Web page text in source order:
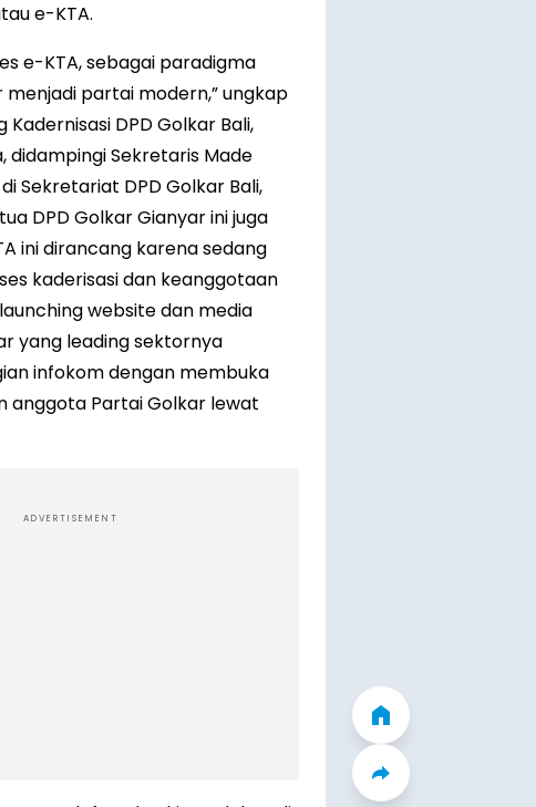
e-KTA.
e-KTA, sebagai paradigma
partai modern,” ungkap
Kadernisasi DPD Golkar Bali,
didampingi Sekretaris Made
Sekretariat DPD Golkar Bali,
DPD Golkar Gianyar ini juga
ini dirancang karena sedang
kaderisasi dan keanggotaan
website dan media
yang leading sektornya
infokom dengan membuka
anggota Partai Golkar lewat
ADVERTISEMENT